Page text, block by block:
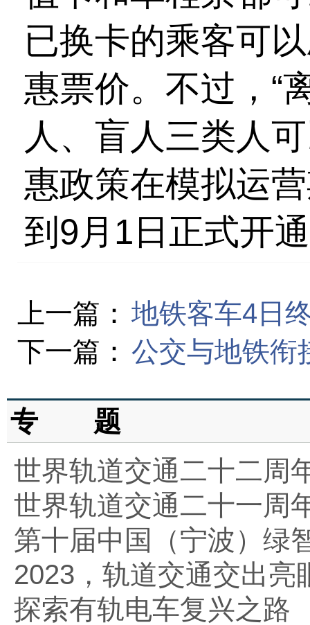
已换卡的乘客可
惠票价。不过，“
人、盲人三类人
惠政策在模拟运
到9月1日正式开
上一篇： 地铁客车4日
下一篇： 公交与地铁衔
专 题
世界轨道交通二十二周
世界轨道交通二十一周
第十届中国（宁波）绿
2023，轨道交通交出亮
探索有轨电车复兴之路